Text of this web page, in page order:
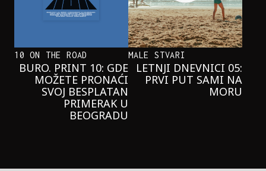
10 ON THE ROAD
BURO. PRINT 10: GDE
MOŽETE PRONAĆI
SVOJ BESPLATAN
PRIMERAK U
BEOGRADU
MALE STVARI
LETNJI DNEVNICI 05:
PRVI PUT SAMI NA
MORU